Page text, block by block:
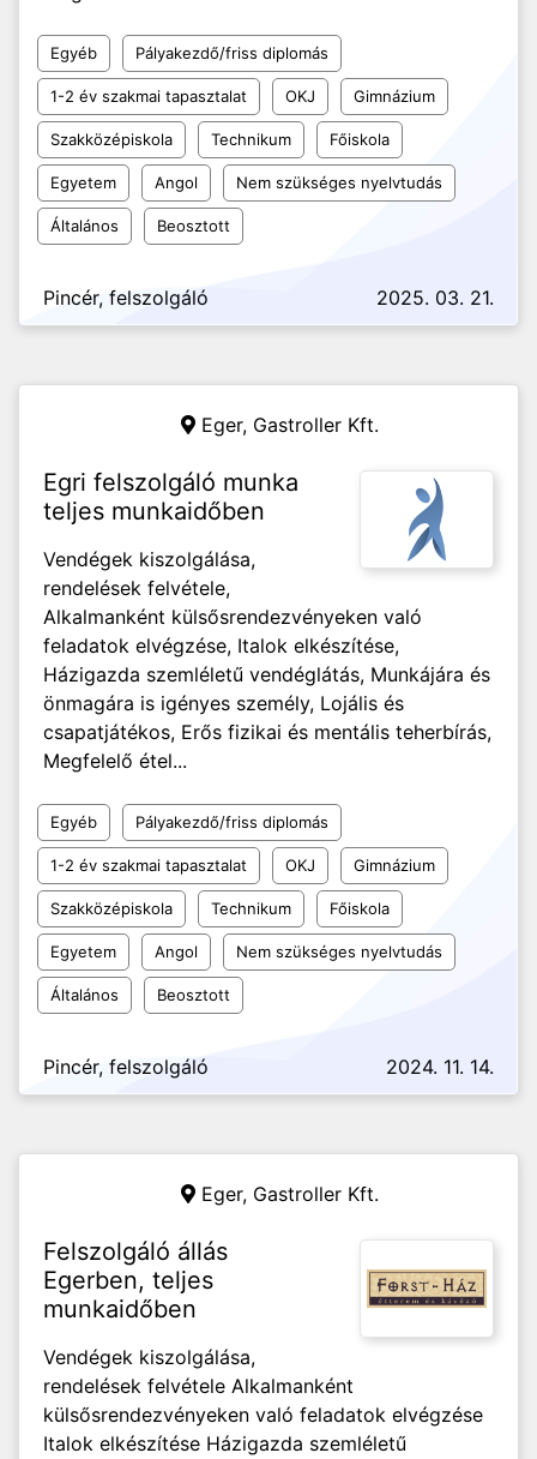
Egyéb Pályakezdő/friss diplomás
1-2 év szakmai tapasztalat OKJ Gimnázium
Szakközépiskola Technikum Főiskola
Egyetem Angol Nem szükséges nyelvtudás
Általános Beosztott
Pincér, felszolgáló 2025. 03. 21.
Eger, Gastroller Kft.
Egri felszolgáló munka
teljes munkaidőben
Vendégek kiszolgálása,
rendelések felvétele,
Alkalmanként külsősrendezvényeken való
feladatok elvégzése, Italok elkészítése,
Házigazda szemléletű vendéglátás, Munkájára és
önmagára is igényes személy, Lojális és
csapatjátékos, Erős fizikai és mentális teherbírás,
Megfelelő étel...
Egyéb Pályakezdő/friss diplomás
1-2 év szakmai tapasztalat OKJ Gimnázium
Szakközépiskola Technikum Főiskola
Egyetem Angol Nem szükséges nyelvtudás
Általános Beosztott
Pincér, felszolgáló 2024. 11. 14.
Eger, Gastroller Kft.
Felszolgáló állás
Egerben, teljes
munkaidőben
Vendégek kiszolgálása,
rendelések felvétele Alkalmanként
külsősrendezvényeken való feladatok elvégzése
Italok elkészítése Házigazda szemléletű